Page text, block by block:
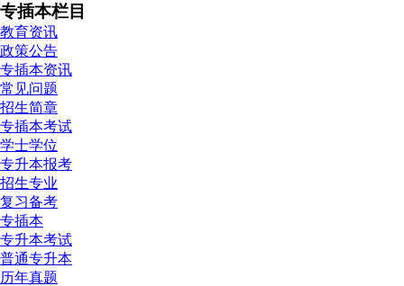
专插本栏目
教育资讯
政策公告
专插本资讯
常见问题
招生简章
专插本考试
学士学位
专升本报考
招生专业
复习备考
专插本
专升本考试
普通专升本
历年真题